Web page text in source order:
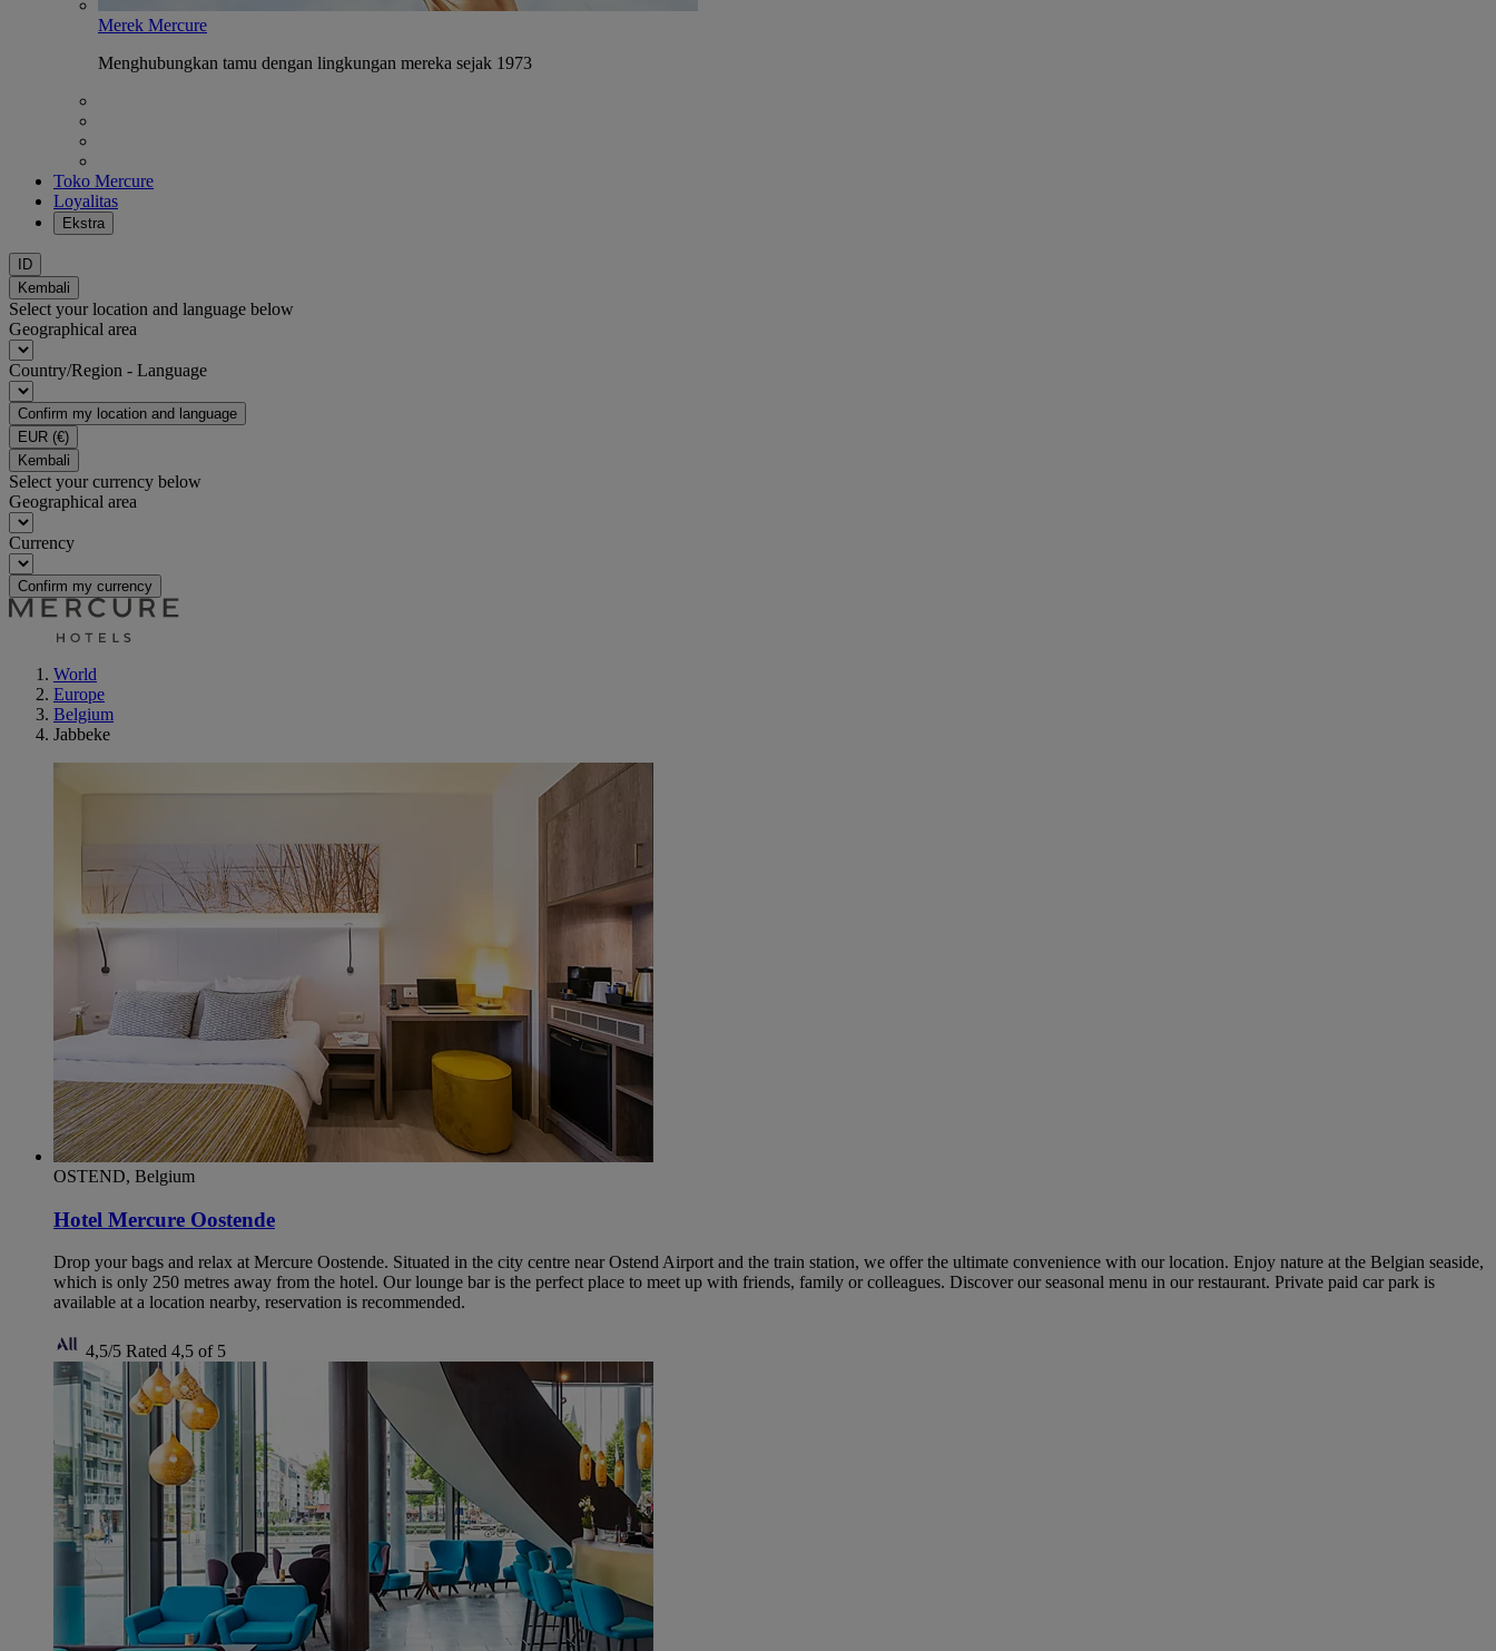
Merek Mercure
Menghubungkan tamu dengan lingkungan mereka sejak 1973
Toko Mercure
Loyalitas
Ekstra
ID
Kembali
Select your location and language below
Geographical area
Country/Region - Language
Confirm my location and language
EUR (€)
Kembali
Select your currency below
Geographical area
Currency
Confirm my currency
World
Europe
Belgium
Jabbeke
OSTEND, Belgium
Hotel Mercure Oostende
Drop your bags and relax at Mercure Oostende. Situated in the city centre near Ostend Airport and the train station, we offer the ultimate convenience with our location. Enjoy nature at the Belgian seaside,
which is only 250 metres away from the hotel. Our lounge bar is the perfect place to meet up with friends, family or colleagues. Discover our seasonal menu in our restaurant. Private paid car park is
available at a location nearby, reservation is recommended.
4,5/5 Rated 4,5 of 5